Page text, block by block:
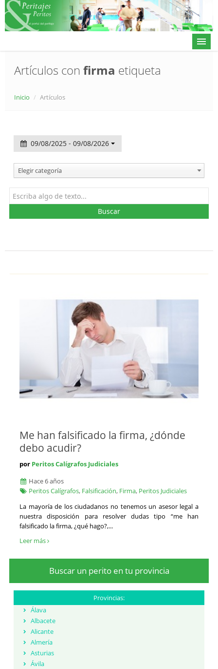
Contacto
𝕏
Artículos con firma etiqueta
Inicio / Artículos
09/08/2025 - 09/08/2026
Elegir categoría
Buscar
Me han falsificado la firma, ¿dónde
debo acudir?
por Peritos Calígrafos Judiciales
Hace 6 años
Peritos Calígrafos, Falsificación, Firma, Peritos Judiciales
La mayoría de los ciudadanos no tenemos un asesor legal a
nuestra disposición para resolver dudas tipo “me han
falsificado la firma, ¿qué hago?,...
Leer más
Buscar un perito en tu provincia
Provincias:
Álava
Albacete
Alicante
Almería
Asturias
Ávila